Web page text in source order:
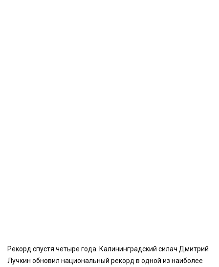
Рекорд спустя четыре года. Калининградский силач Дмитрий
Лучкин обновил национальный рекорд в одной из наиболее